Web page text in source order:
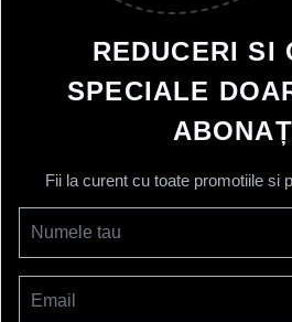
REDUCERI SI
SPECIALE
Fii la curent cu toate promotiile si
Numele tau
Email